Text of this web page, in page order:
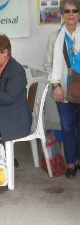
e
expostos como
a executar.
é que de
de jornal e
de papel
Foi
e o tempo